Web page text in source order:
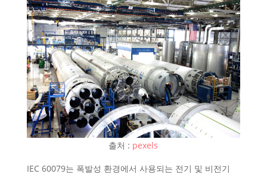
출처 : pexels
IEC 60079는 폭발성 환경에서 사용되는 전기 및 비전기